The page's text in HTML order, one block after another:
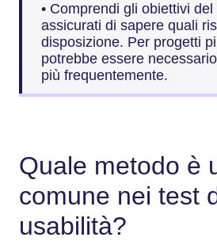
• Comprendi gli obiettivi
assicurati di sapere quali
disposizione. Per progetti
potrebbe essere
più frequentemente.
Quale metodo è
comune nei test
usabilità?